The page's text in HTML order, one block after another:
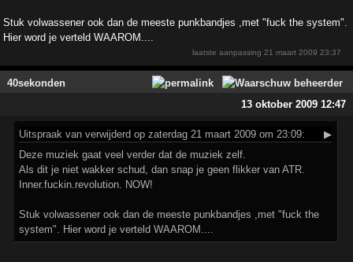
Stuk volwassener ook dan de meeste punkbandjes ,met "fuck the system".
Hier word je verteld WAAROM....
laatste aanpassing21 maart 2009 23:37
40sekonden
13 oktober 2009 12:47
Uitspraak van verwijderd op zaterdag 21 maart 2009 om 23:09:
▶
Deze muziek gaat veel verder dat de muziek zelf.
Als dit je niet wakker schud, dan snap je geen flikker van ATR.
Inner.fuckin.revolution. NOW!
Stuk volwassener ook dan de meeste punkbandjes ,met "fuck the
system". Hier word je verteld WAAROM....